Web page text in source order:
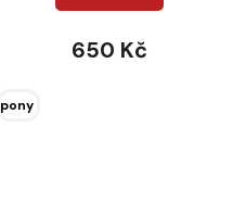
650 Kč
pony